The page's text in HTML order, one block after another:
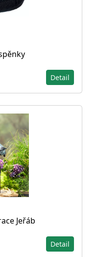
Detail
Jeřáb
Detail